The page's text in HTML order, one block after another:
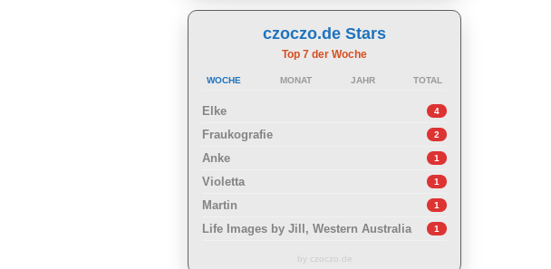
czoczo.de Stars
Top 7 der Woche
WOCHE MONAT JAHR TOTAL
Elke 4
Fraukografie 2
Anke 1
Violetta 1
Martin 1
Life Images by Jill, Western Australia 1
by czoczo.de